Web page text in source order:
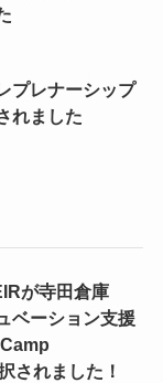
プレナーシップ
れました
が寺田倉庫
ベーション支援
されました！